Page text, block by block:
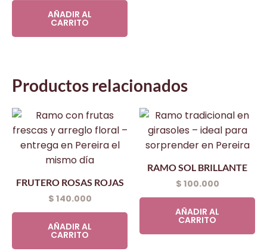
AÑADIR AL
CARRITO
Productos relacionados
FRUTERO ROSAS ROJAS
$ 140.000
AÑADIR AL
CARRITO
RAMO SOL BRILLANTE
$ 100.000
AÑADIR AL
CARRITO